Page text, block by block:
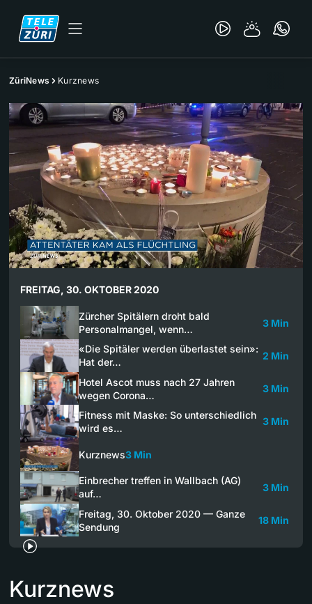
ZüriNews Kurznews
FREITAG, 30. OKTOBER 2020
Zürcher Spitälern droht bald
Personalmangel, wenn…
3 Min
«Die Spitäler werden überlastet sein»:
Hat der…
2 Min
Hotel Ascot muss nach 27 Jahren
wegen Corona…
3 Min
Fitness mit Maske: So unterschiedlich
wird es…
3 Min
Kurznews3 Min
Einbrecher treffen in Wallbach (AG)
auf…
3 Min
Freitag, 30. Oktober 2020 — Ganze
Sendung
18 Min
Kurznews